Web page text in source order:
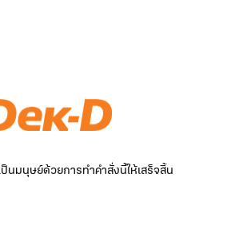
นมนุษย์ด้วยการทำคำสั่งนี้ให้เสร็จสิ้น